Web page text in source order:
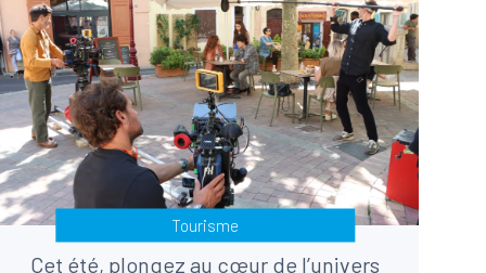
Tourisme
Cet été, plongez au cœur de l’univers